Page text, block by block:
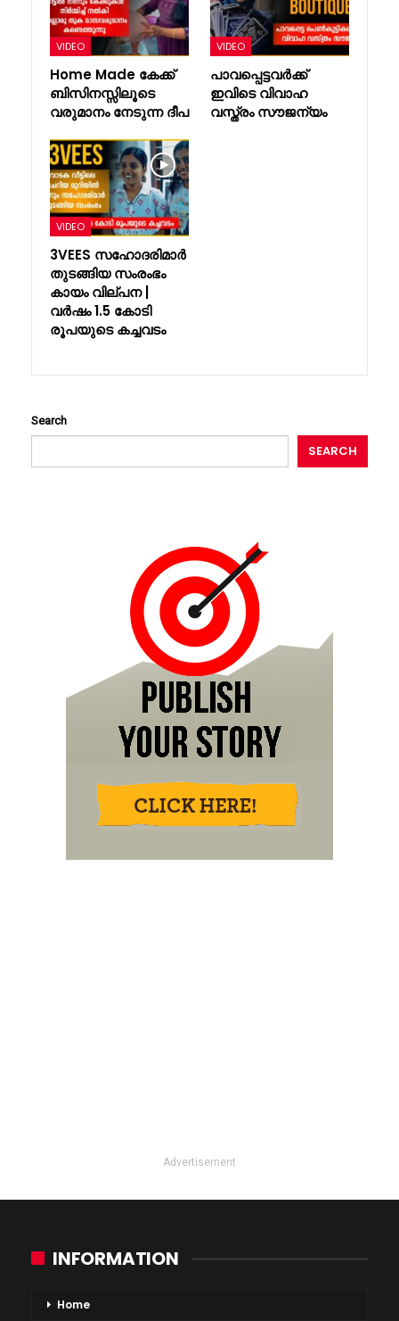
VIDEO
Home Made കേക്ക്
ബിസിനസ്സിലൂടെ
വരുമാനം നേടുന്ന ദീപ
VIDEO
പാവപ്പെട്ടവർക്ക്
ഇവിടെ വിവാഹ
വസ്ത്രം സൗജന്യം
VIDEO
3VEES സഹോദരിമാർ
തുടങ്ങിയ സംരംഭം
കായം വില്പന |
വർഷം 1.5 കോടി
രൂപയുടെ കച്ചവടം
Search
SEARCH
Advertisement
INFORMATION
Home